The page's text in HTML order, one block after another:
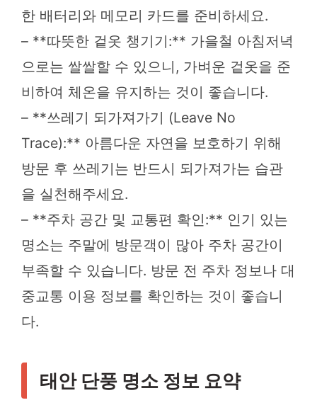
한 배터리와 메모리 카드를 준비하세요.
– **따뜻한 겉옷 챙기기:** 가을철 아침저녁
으로는 쌀쌀할 수 있으니, 가벼운 겉옷을 준
비하여 체온을 유지하는 것이 좋습니다.
– **쓰레기 되가져가기 (Leave No
Trace):** 아름다운 자연을 보호하기 위해
방문 후 쓰레기는 반드시 되가져가는 습관
을 실천해주세요.
– **주차 공간 및 교통편 확인:** 인기 있는
명소는 주말에 방문객이 많아 주차 공간이
부족할 수 있습니다. 방문 전 주차 정보나 대
중교통 이용 정보를 확인하는 것이 좋습니
다.
태안 단풍 명소 정보 요약